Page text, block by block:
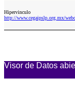
Hipervinculo
http://www.cegaipslp.org.mx/
Visor de Datos